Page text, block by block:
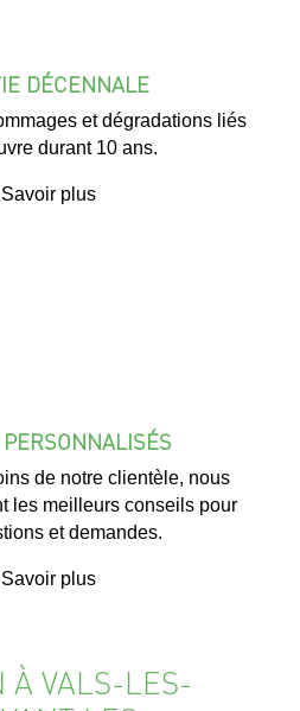
DÉCENNALE
et dégradations liés
durant 10 ans.
plus
de notre clientèle, nous
les meilleurs conseils pour
et demandes.
plus
À VALS-LES-